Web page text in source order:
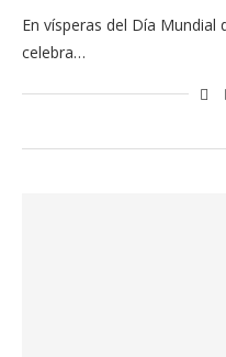
En vísperas del Día Mundial
celebra…